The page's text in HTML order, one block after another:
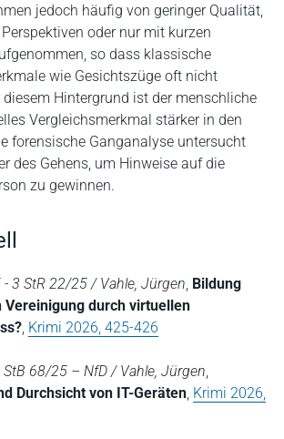
jedoch häufig von geringer Qualität,
oder nur mit kurzen
so dass klassische
wie Gesichtszüge oft nicht
Hintergrund ist der menschliche
Vergleichsmerkmal stärker in den
forensische Ganganalyse untersucht
des Gehens, um Hinweise auf die
zu gewinnen.
3 StR 22/25 / Vahle, Jürgen Bildung
durch virtuellen
Krimi 2026, 425-426
StB 68/25 – NfD / Vahle, Jürgen
Durchsicht von IT-Geräten Krimi 2026,